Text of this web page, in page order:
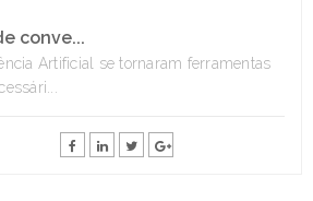
conve...
Artificial se tornaram ferramentas